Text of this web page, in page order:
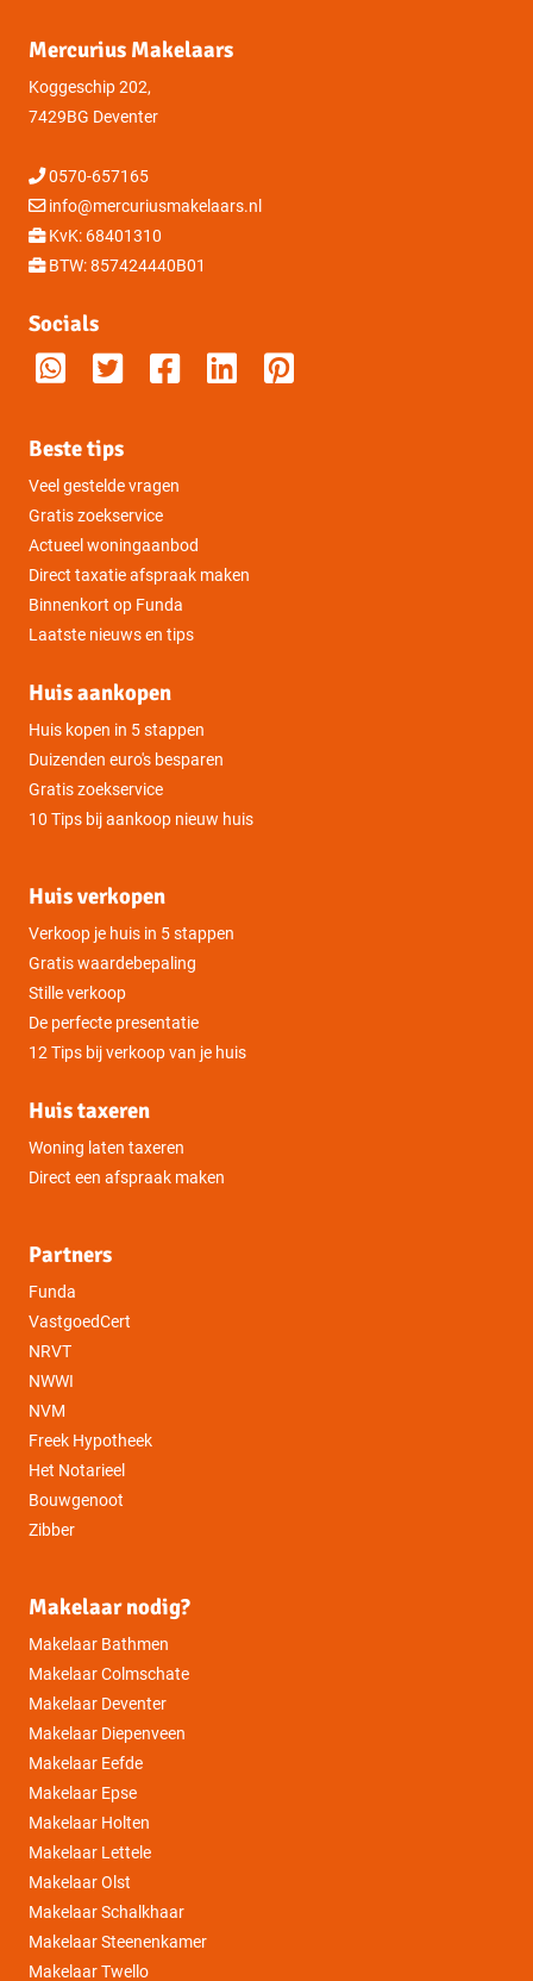
Sectie
Oppervlakte
Mercurius Makelaars
Koggeschip 202,
7429BG Deventer
0570-657165
info@mercuriusmakelaars.nl
KvK: 68401310
BTW: 857424440B01
Socials
Beste tips
Veel gestelde vragen
Gratis zoekservice
Actueel woningaanbod
Direct taxatie afspraak maken
Binnenkort op Funda
Laatste nieuws en tips
Huis aankopen
Huis kopen in 5 stappen
Duizenden euro's besparen
Gratis zoekservice
10 Tips bij aankoop nieuw huis
Huis verkopen
Verkoop je huis in 5 stappen
Gratis waardebepaling
Stille verkoop
De perfecte presentatie
12 Tips bij verkoop van je huis
Huis taxeren
Woning laten taxeren
Direct een afspraak maken
Partners
Funda
VastgoedCert
NRVT
NWWI
NVM
Freek Hypotheek
Het Notarieel
Bouwgenoot
Zibber
Makelaar nodig?
Makelaar Bathmen
Makelaar Colmschate
Makelaar Deventer
Makelaar Diepenveen
Makelaar Eefde
Makelaar Epse
Makelaar Holten
Makelaar Lettele
Makelaar Olst
Makelaar Schalkhaar
Makelaar Steenenkamer
Makelaar Twello